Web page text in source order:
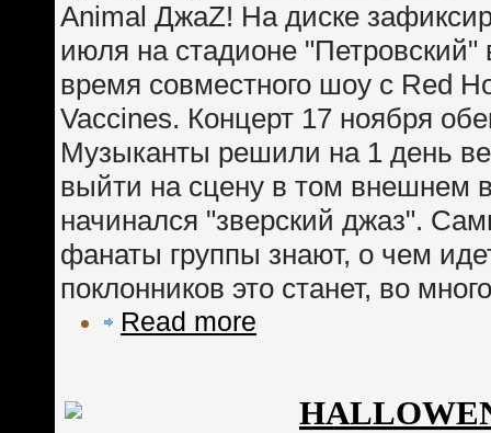
Animal ДжаZ! На диске
июля на стадионе "Петровский"
время совместного шоу с Red
Vaccines. Концерт 17 ноября
Музыканты решили на 1 день
выйти на сцену в том внешнем
начинался "зверский джаз".
фанаты группы знают, о чем
поклонников это станет, во
Read more